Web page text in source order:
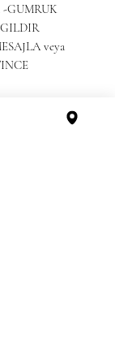
GUMRUK
veya